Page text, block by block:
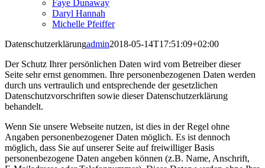
Faye Dunaway
Daryl Hannah
Michelle Pfeiffer
Datenschutzerklärungadmin2018-05-14T17:51:09+02:00
Der Schutz Ihrer persönlichen Daten wird vom Betreiber dieser
Seite sehr ernst genommen. Ihre personenbezogenen Daten werden
durch uns vertraulich und entsprechende der gesetzlichen
Datenschutzvorschriften sowie dieser Datenschutzerklärung
behandelt.
Wenn Sie unsere Webseite nutzen, ist dies in der Regel ohne
Angaben personenbezogener Daten möglich. Es ist dennoch
möglich, dass Sie auf unserer Seite auf freiwilliger Basis
personenbezogene Daten angeben können (z.B. Name, Anschrift,